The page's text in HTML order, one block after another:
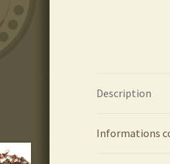
Description
Informations